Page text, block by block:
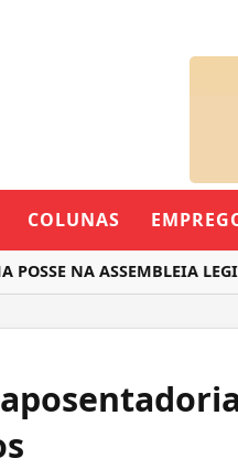
COLUNAS
NA ASSEMBLEIA